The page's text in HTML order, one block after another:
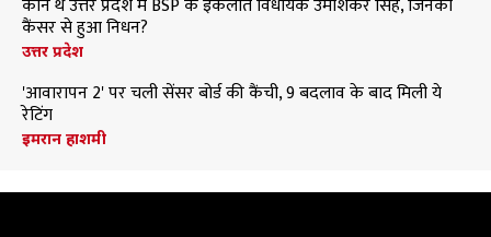
कौन थे उत्तर प्रदेश में BSP के इकलौते विधायक उमाशंकर सिंह, जिनका
कैंसर से हुआ निधन?
उत्तर प्रदेश
'आवारापन 2' पर चली सेंसर बोर्ड की कैंची, 9 बदलाव के बाद मिली ये
रेटिंग
इमरान हाशमी